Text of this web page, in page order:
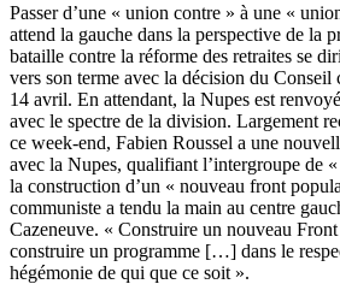
Passer d’une « union contre » à une «
attend la gauche dans la perspective de la
bataille contre la réforme des retraites se
vers son terme avec la décision du Conseil
14 avril. En attendant, la Nupes est
avec le spectre de la division. Largement
ce week-end, Fabien Roussel a une
avec la Nupes, qualifiant l’intergroupe de
la construction d’un « nouveau front
communiste a tendu la main au centre
Cazeneuve. « Construire un nouveau
construire un programme […] dans le
hégémonie de qui que ce soit ».